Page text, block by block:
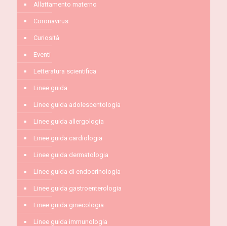
Allattamento materno
Coronavirus
Curiosità
Eventi
Letteratura scientifica
Linee guida
Linee guida adolescentologia
Linee guida allergologia
Linee guida cardiologia
Linee guida dermatologia
Linee guida di endocrinologia
Linee guida gastroenterologia
Linee guida ginecologia
Linee guida immunologia